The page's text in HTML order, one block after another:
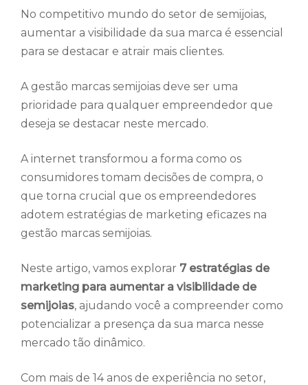
No competitivo mundo do setor de semijoias,
aumentar a visibilidade da sua marca é essencial
para se destacar e atrair mais clientes.
A gestão marcas semijoias deve ser uma
prioridade para qualquer empreendedor que
deseja se destacar neste mercado.
A internet transformou a forma como os
consumidores tomam decisões de compra, o
que torna crucial que os empreendedores
adotem estratégias de marketing eficazes na
gestão marcas semijoias.
Neste artigo, vamos explorar 7 estratégias de
marketing para aumentar a visibilidade de
semijoias, ajudando você a compreender como
potencializar a presença da sua marca nesse
mercado tão dinâmico.
Com mais de 14 anos de experiência no setor,